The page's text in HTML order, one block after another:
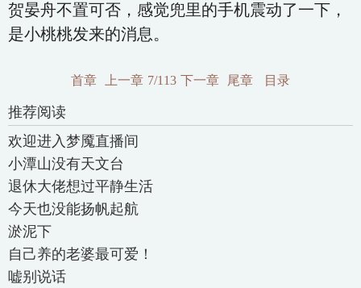
贺晏舟不置可否，感觉兜里的手机震动了一下，
是小桃桃发来的消息。
首章 上一章 7/113 下一章 尾章 目录
推荐阅读
欢迎进入梦魇直播间
小潭山没有天文台
退休大佬想过平静生活
今天也没能扬帆起航
淤泥下
自己养的老婆最可爱！
嘘别说话